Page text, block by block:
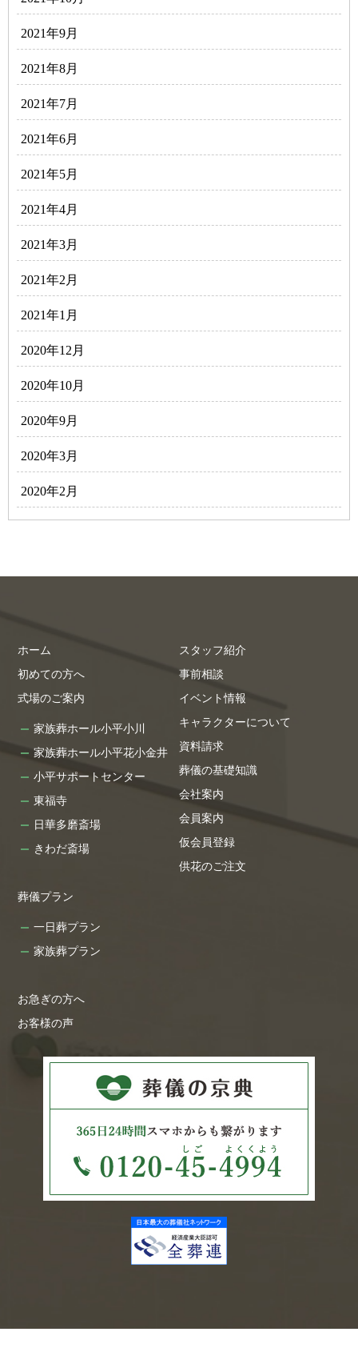
2021年9月
2021年8月
2021年7月
2021年6月
2021年5月
2021年4月
2021年3月
2021年2月
2021年1月
2020年12月
2020年10月
2020年9月
2020年3月
2020年2月
ホーム
初めての方へ
式場のご案内
家族葬ホール小平小川
家族葬ホール小平花小金井
小平サポートセンター
東福寺
日華多磨斎場
きわだ斎場
葬儀プラン
一日葬プラン
家族葬プラン
お急ぎの方へ
お客様の声
スタッフ紹介
事前相談
イベント情報
キャラクターについて
資料請求
葬儀の基礎知識
会社案内
会員案内
仮会員登録
供花のご注文